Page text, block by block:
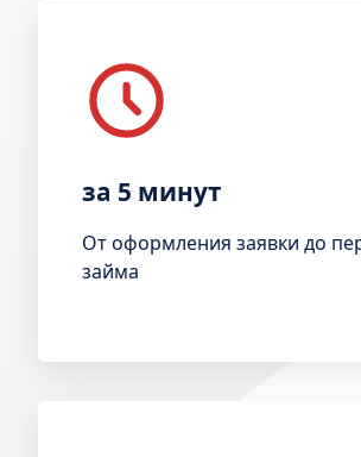
за 5 минут
От оформления заявки до
займа